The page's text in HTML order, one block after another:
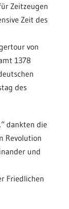
Zeitzeugen
Zeit des
von
1378
des
dankten die
Revolution
und
Friedlichen